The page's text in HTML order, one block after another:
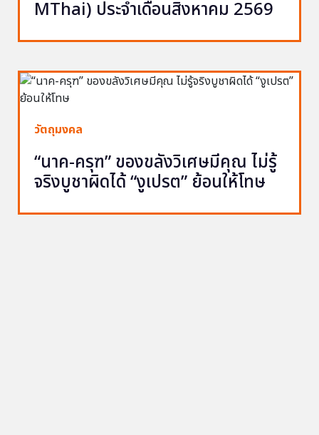
MThai) ประจำเดือนสิงหาคม 2569
วัตถุมงคล
“นาค-ครุฑ” ของขลังวิเศษมีคุณ ไม่รู้
จริงบูชาผิดได้ “งูเปรต” ย้อนให้โทษ